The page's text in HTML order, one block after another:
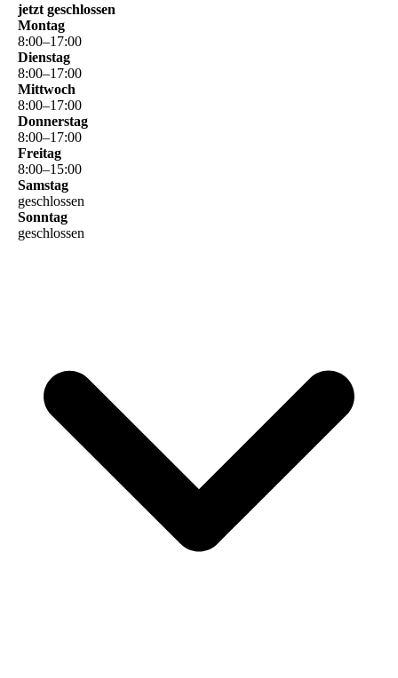
jetzt geschlossen
Montag
8:00–17:00
Dienstag
8:00–17:00
Mittwoch
8:00–17:00
Donnerstag
8:00–17:00
Freitag
8:00–15:00
Samstag
geschlossen
Sonntag
geschlossen